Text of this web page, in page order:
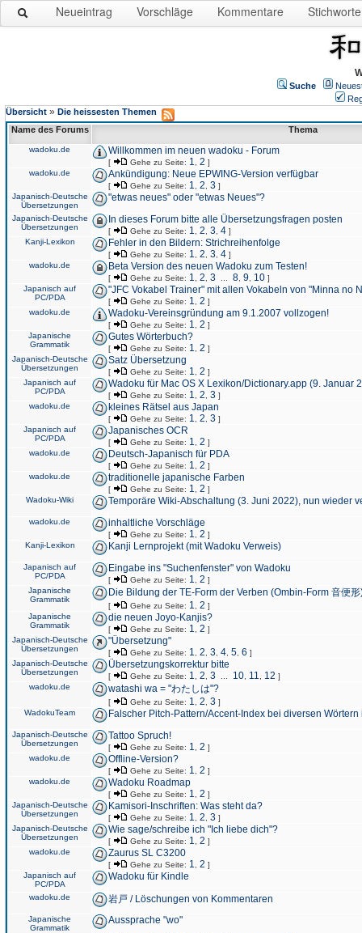
Neueintrag Vorschläge Kommentare Stichworte
Suche
Übersicht » Die heissesten Themen
Name des Forums
Thema
wadoku.de Willkommen im neuen wadoku - Forum
[ Gehe zu Seite: 1 2 ]
wadoku.de
Ankündigung: Neue EPWING-Version verfügbar
[ Gehe zu Seite: 1 2 3 ]
Japanisch-Deutsche
Übersetzungen
"etwas neues" oder "etwas Neues"?
Japanisch-Deutsche
Übersetzungen
In dieses Forum bitte alle Übersetzungsfragen posten
[ Gehe zu Seite: 1 2 3 4 ]
Kanji-Lexikon
Fehler in den Bildern: Strichreihenfolge
[ Gehe zu Seite: 1 2 3 4 ]
wadoku.de
Beta Version des neuen Wadoku zum Testen!
[ Gehe zu Seite: 1 2 3 8 9 10 ]
Japanisch auf
PC/PDA
"JFC Vokabel Trainer" mit allen Vokabeln von "Minna no
[ Gehe zu Seite: 1 2 ]
wadoku.de
Wadoku-Vereinsgründung am 9.1.2007 vollzogen!
[ Gehe zu Seite: 1 2 ]
Japanische
Grammatik
Gutes Wörterbuch?
[ Gehe zu Seite: 1 2 ]
Japanisch-Deutsche
Übersetzungen
Satz Übersetzung
[ Gehe zu Seite: 1 2 ]
Japanisch auf
PC/PDA
Wadoku für Mac OS X Lexikon/Dictionary.app (9. Januar
[ Gehe zu Seite: 1 2 3 ]
wadoku.de
kleines Rätsel aus Japan
[ Gehe zu Seite: 1 2 3 ]
Japanisch auf
PC/PDA
Japanisches OCR
[ Gehe zu Seite: 1 2 ]
wadoku.de
Deutsch-Japanisch für PDA
[ Gehe zu Seite: 1 2 ]
wadoku.de
traditionelle japanische Farben
[ Gehe zu Seite: 1 2 ]
Wadoku-Wiki
Temporäre Wiki-Abschaltung (3. Juni 2022), nun wieder
wadoku.de inhaltliche Vorschläge
[ Gehe zu Seite: 1 2 ]
Kanji-Lexikon
Kanji Lernprojekt (mit Wadoku Verweis)
Japanisch auf
PC/PDA
Eingabe ins "Suchenfenster" von Wadoku
[ Gehe zu Seite: 1 2 ]
Japanische
Grammatik
Die Bildung der TE-Form der Verben (Ombin-Form 音便形
[ Gehe zu Seite: 1 2 ]
Japanische
Grammatik
die neuen Joyo-Kanjis?
[ Gehe zu Seite: 1 2 ]
Japanisch-Deutsche
Übersetzungen
"Übersetzung"
[ Gehe zu Seite: 1 2 3 4 5 6 ]
Japanisch-Deutsche
Übersetzungen
Übersetzungskorrektur bitte
[ Gehe zu Seite: 1 2 3 10 11 12 ]
wadoku.de
watashi wa = "わたしは"?
[ Gehe zu Seite: 1 2 3 ]
WadokuTeam
Falscher Pitch-Pattern/Accent-Index bei diversen
Japanisch-Deutsche
Übersetzungen
Tattoo Spruch!
[ Gehe zu Seite: 1 2 ]
wadoku.de
Offline-Version?
[ Gehe zu Seite: 1 2 ]
wadoku.de
Wadoku Roadmap
[ Gehe zu Seite: 1 2 ]
Japanisch-Deutsche
Übersetzungen
Kamisori-Inschriften: Was steht da?
[ Gehe zu Seite: 1 2 3 ]
Japanisch-Deutsche
Übersetzungen
Wie sage/schreibe ich "Ich liebe dich"?
[ Gehe zu Seite: 1 2 ]
wadoku.de
Zaurus SL C3200
[ Gehe zu Seite: 1 2 ]
Japanisch auf
PC/PDA
Wadoku für Kindle
wadoku.de 岩戸 / Löschungen von Kommentaren
Japanische
Grammatik
Aussprache "wo"